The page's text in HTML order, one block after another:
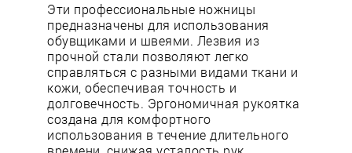
Эти профессиональные ножницы
предназначены для использования
обувщиками и швеями. Лезвия из
прочной стали позволяют легко
справляться с разными видами ткани и
кожи, обеспечивая точность и
долговечность. Эргономичная рукоятка
создана для комфортного
использования в течение длительного